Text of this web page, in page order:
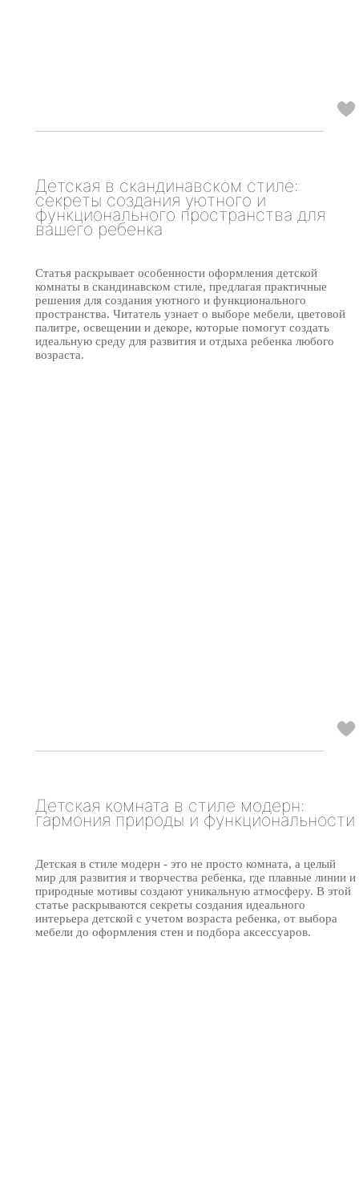
Детская в скандинавском стиле:
секреты создания уютного и
функционального пространства для
вашего ребенка
Статья раскрывает особенности оформления детской
комнаты в скандинавском стиле, предлагая практичные
решения для создания уютного и функционального
пространства. Читатель узнает о выборе мебели, цветовой
палитре, освещении и декоре, которые помогут создать
идеальную среду для развития и отдыха ребенка любого
возраста.
Детская комната в стиле модерн:
гармония природы и функциональности
Детская в стиле модерн - это не просто комната, а целый
мир для развития и творчества ребенка, где плавные линии и
природные мотивы создают уникальную атмосферу. В этой
статье раскрываются секреты создания идеального
интерьера детской с учетом возраста ребенка, от выбора
мебели до оформления стен и подбора аксессуаров.